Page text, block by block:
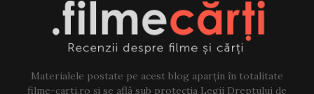
Materialele postate pe acest blog aparțin în totalitate
filme-carti.ro și se află sub protecția Legii Dreptului de